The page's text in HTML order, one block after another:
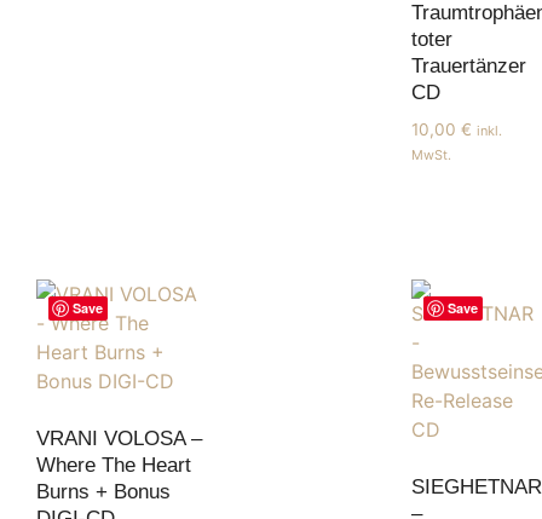
toter
Trauertänzer
CD
10,00 € inkl.
MwSt.
Save
VRANI VOLOSA –
Where The Heart
Burns + Bonus
Save
SIEGHETNAR
–